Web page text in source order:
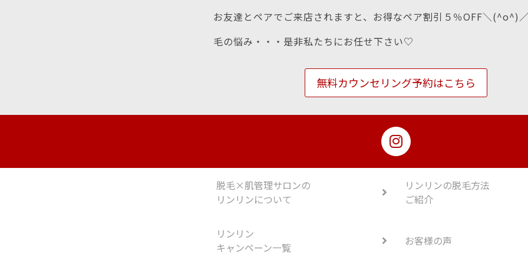
お友達とペアでご来店されますと、お得なペア割引５％OFF＼(^o^)
毛の悩み・・・是非私たちにお任せ下さい♡
無料カウンセリング予約はこちら
脱毛×肌管理サロンの
リンリンについて
リンリンの脱毛方法
ご紹介
リンリン
キャンペーン一覧
お客様の声